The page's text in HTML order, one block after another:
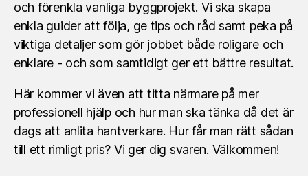
och förenkla vanliga byggprojekt. Vi ska skapa
enkla guider att följa, ge tips och råd samt peka på
viktiga detaljer som gör jobbet både roligare och
enklare - och som samtidigt ger ett bättre resultat.
Här kommer vi även att titta närmare på mer
professionell hjälp och hur man ska tänka då det är
dags att anlita hantverkare. Hur får man rätt sådan
till ett rimligt pris? Vi ger dig svaren. Välkommen!